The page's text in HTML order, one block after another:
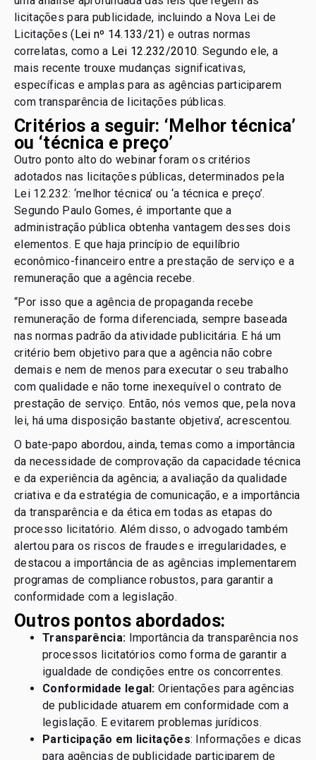
licitações para publicidade, incluindo a Nova Lei de
Licitações ( Lei nº 14.133/21) e outras normas
correlatas, como a Lei 12.232/2010. Segundo ele, a
mais recente trouxe mudanças significativas,
específicas e amplas para as agências participarem
com transparência de licitações públicas.
Critérios a seguir: ‘Melhor técnica’
ou ‘técnica e preço’
Outro ponto alto do webinar foram os critérios
adotados nas licitações públicas, determinados pela
Lei 12.232: ‘melhor técnica’ ou ‘a técnica e preço’.
Segundo Paulo Gomes, é importante que a
administração pública obtenha vantagem desses dois
elementos. E que haja princípio de equilíbrio
econômico-financeiro entre a prestação de serviço e a
remuneração que a agência recebe.
“Por isso que a agência de propaganda recebe
remuneração de forma diferenciada, sempre baseada
nas normas padrão da atividade publicitária. E há um
critério bem objetivo para que a agência não cobre
demais e nem de menos para executar o seu trabalho
com qualidade e não torne inexequível o contrato de
prestação de serviço. Então, nós vemos que, pela nova
lei, há uma disposição bastante objetiva’, acrescentou.
O bate-papo abordou, ainda, temas como a importância
da necessidade de comprovação da capacidade técnica
e da experiência da agência; a avaliação da qualidade
criativa e da estratégia de comunicação, e a importância
da transparência e da ética em todas as etapas do
processo licitatório. Além disso, o advogado também
alertou para os riscos de fraudes e irregularidades, e
destacou a importância de as agências implementarem
programas de compliance robustos, para garantir a
conformidade com a legislação.
Outros pontos abordados:
Transparência: Importância da transparência nos
processos licitatórios como forma de garantir a
igualdade de condições entre os concorrentes.
Conformidade legal: Orientações para agências
de publicidade atuarem em conformidade com a
legislação. E evitarem problemas jurídicos.
Participação em licitações: Informações e dicas
para agências de publicidade participarem de